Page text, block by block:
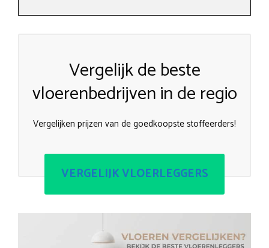
Vergelijk de beste
vloerenbedrijven in de regio
Vergelijken prijzen van de goedkoopste stoffeerders!
VERGELIJK VLOERLEGGERS